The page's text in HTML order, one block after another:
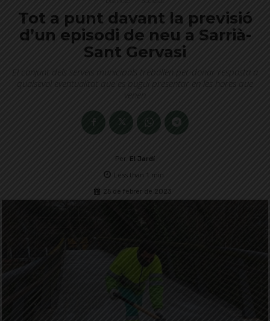
Tot a punt davant la previsió
d’un episodi de neu a Sarrià-
Sant Gervasi
El conjunt dels serveis municipals treballen per donar resposta a
qualsevol eventualitat que es pugui presentar en les hores que
venen
Per El Jardí
Less than 1 min.
25 de febrer de 2023